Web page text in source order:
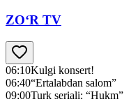
ZO‘R TV
06:10Kulgi konsert!
06:40“Ertalabdan salom”
09:00Turk seriali: “Hukm”